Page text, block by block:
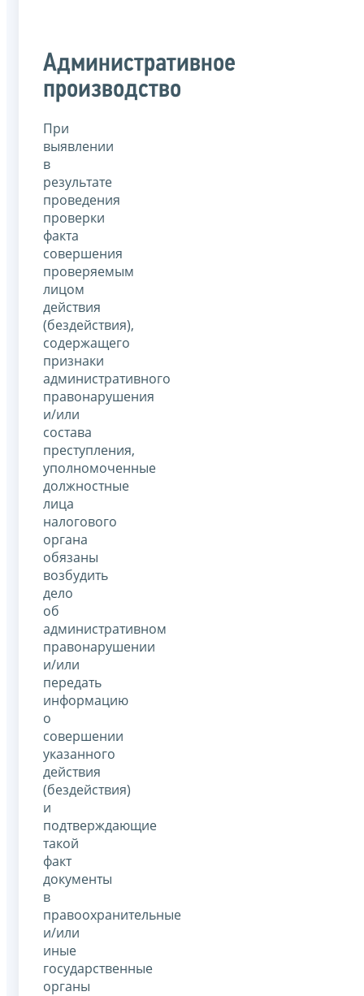
Административное
производство
При
выявлении
в
результате
проведения
проверки
факта
совершения
проверяемым
лицом
действия
(бездействия),
содержащего
признаки
административного
правонарушения
и/или
состава
преступления,
уполномоченные
должностные
лица
налогового
органа
обязаны
возбудить
дело
об
административном
правонарушении
и/или
передать
информацию
о
совершении
указанного
действия
(бездействия)
и
подтверждающие
такой
факт
документы
в
правоохранительные
и/или
иные
государственные
органы